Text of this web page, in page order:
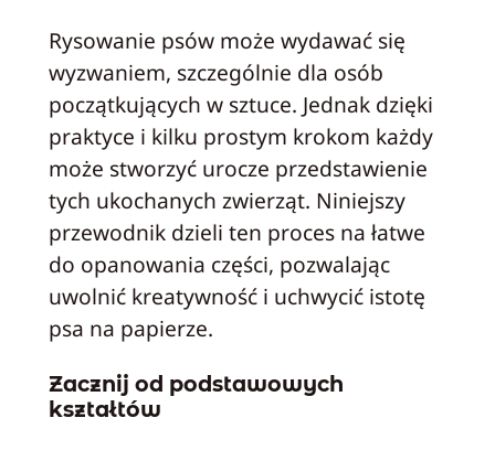
Rysowanie psów może wydawać się
wyzwaniem, szczególnie dla osób
początkujących w sztuce. Jednak dzięki
praktyce i kilku prostym krokom każdy
może stworzyć urocze przedstawienie
tych ukochanych zwierząt. Niniejszy
przewodnik dzieli ten proces na łatwe
do opanowania części, pozwalając
uwolnić kreatywność i uchwycić istotę
psa na papierze.
Zacznij od podstawowych
kształtów